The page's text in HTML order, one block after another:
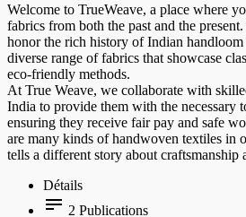
Welcome to TrueWeave, a place where
fabrics from both the past and the
honor the rich history of Indian
diverse range of fabrics that showcase
eco-friendly methods.
At True Weave, we collaborate with
India to provide them with the necessary
ensuring they receive fair pay and safe
are many kinds of handwoven textiles in
tells a different story about craftsmanship
Détails
2 Publications